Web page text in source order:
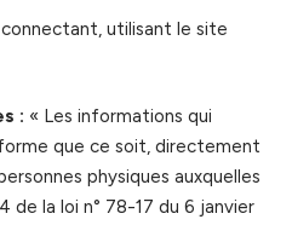
utilisant le site
: « Les informations qui
que ce soit, directement
physiques auxquelles
de la loi n° 78-17 du 6 janvier